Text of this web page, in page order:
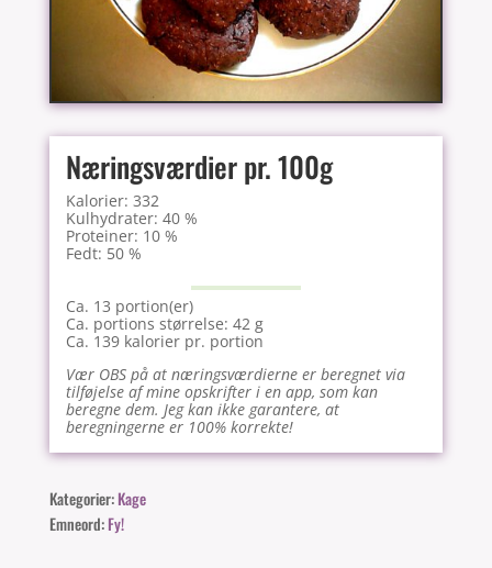
Næringsværdier pr. 100g
Kalorier: 332
Kulhydrater: 40 %
Proteiner: 10 %
Fedt: 50 %
Ca. 13 portion(er)
Ca. portions størrelse: 42 g
Ca. 139 kalorier pr. portion
Vær OBS på at næringsværdierne er beregnet via
tilføjelse af mine opskrifter i en app, som kan
beregne dem. Jeg kan ikke garantere, at
beregningerne er 100% korrekte!
Kategorier:Kage
Emneord:Fy!